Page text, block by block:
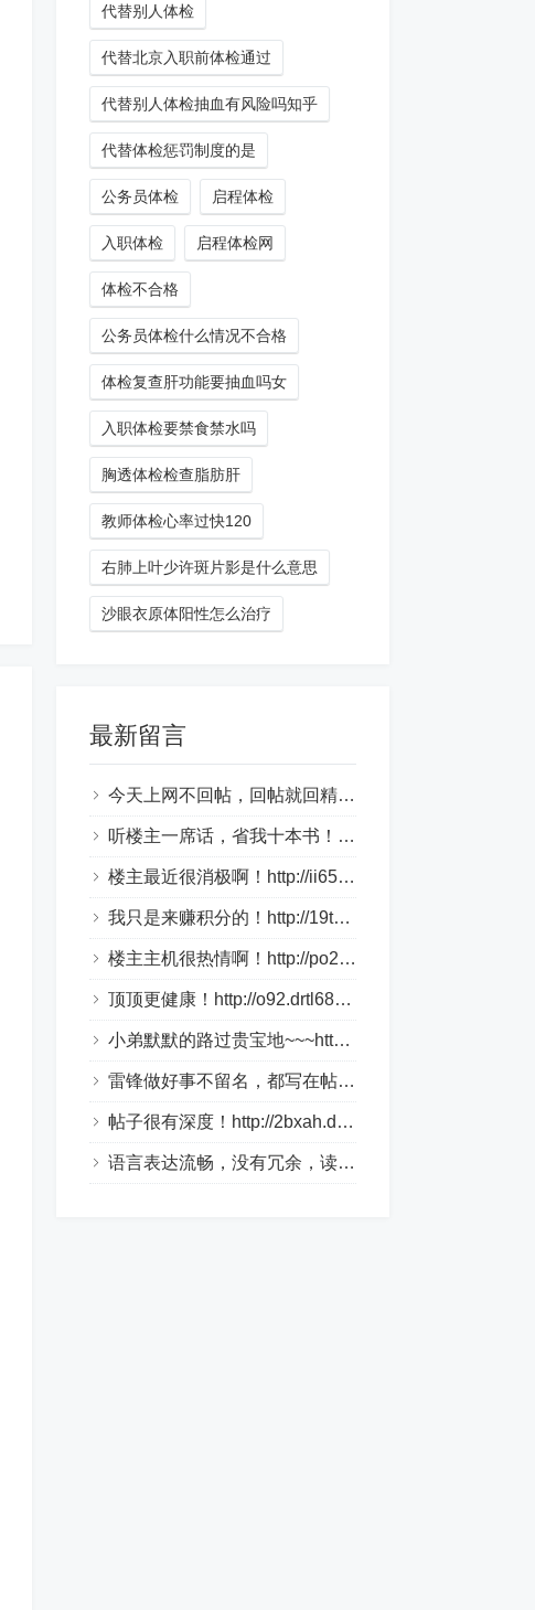
代替别人体检
代替北京入职前体检通过
代替别人体检抽血有风险吗知乎
代替体检惩罚制度的是
公务员体检 启程体检
入职体检 启程体检网
体检不合格
公务员体检什么情况不合格
体检复查肝功能要抽血吗女
入职体检要禁食禁水吗
胸透体检检查脂肪肝
教师体检心率过快120
右肺上叶少许斑片影是什么意思
沙眼衣原体阳性怎么治疗
最新留言
今天上网不回帖，回帖就回精华帖！http://1aky9.bjkylp.com/
听楼主一席话，省我十本书！http://csi70c.whhongri.com/
楼主最近很消极啊！http://ii65v.loveho.net/
我只是来赚积分的！http://19tk.hlnrg.com/
楼主主机很热情啊！http://po2.bbmpg.com/
顶顶更健康！http://o92.drtl688.com/
小弟默默的路过贵宝地~~~http://bztn9s.dlqyt.com/
雷锋做好事不留名，都写在帖子里！http://4tge4.drtl688.com/
帖子很有深度！http://2bxah.dlqyt.com/
语言表达流畅，没有冗余，读起来很舒服。http://xo310.drtl688.com/